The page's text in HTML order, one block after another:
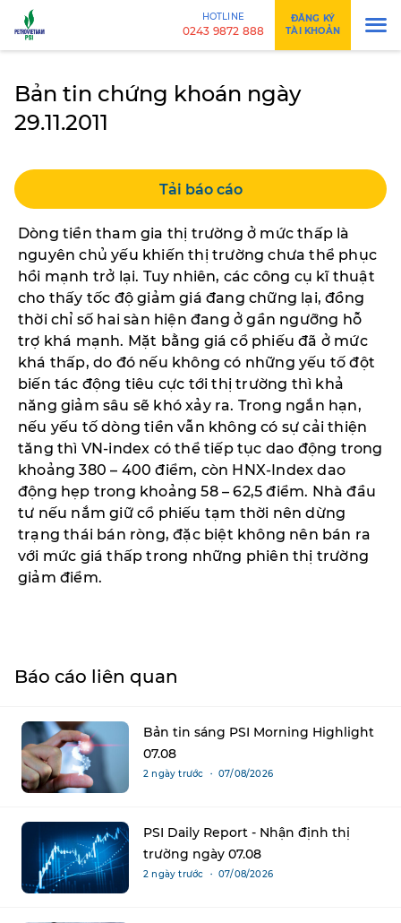
HOTLINE
0243 9872 888
ĐĂNG KÝ
TÀI KHOẢN
Bản tin chứng khoán ngày
29.11.2011
Tải báo cáo
Dòng tiền tham gia thị trường ở mức thấp là
nguyên chủ yếu khiến thị trường chưa thể phục
hồi mạnh trở lại. Tuy nhiên, các công cụ kĩ thuật
cho thấy tốc độ giảm giá đang chững lại, đồng
thời chỉ số hai sàn hiện đang ở gần ngưỡng hỗ
trợ khá mạnh. Mặt bằng giá cổ phiếu đã ở mức
khá thấp, do đó nếu không có những yếu tố đột
biến tác động tiêu cực tới thị trường thì khả
năng giảm sâu sẽ khó xảy ra. Trong ngắn hạn,
nếu yếu tố dòng tiền vẫn không có sự cải thiện
tăng thì VN-index có thể tiếp tục dao động trong
khoảng 380 – 400 điểm, còn HNX-Index dao
động hẹp trong khoảng 58 – 62,5 điểm. Nhà đầu
tư nếu nắm giữ cổ phiếu tạm thời nên dừng
trạng thái bán ròng, đặc biệt không nên bán ra
với mức giá thấp trong những phiên thị trường
giảm điểm.
Báo cáo liên quan
Bản tin sáng PSI Morning Highlight
07.08
2 ngày trước ・ 07/08/2026
PSI Daily Report - Nhận định thị
trường ngày 07.08
2 ngày trước ・ 07/08/2026